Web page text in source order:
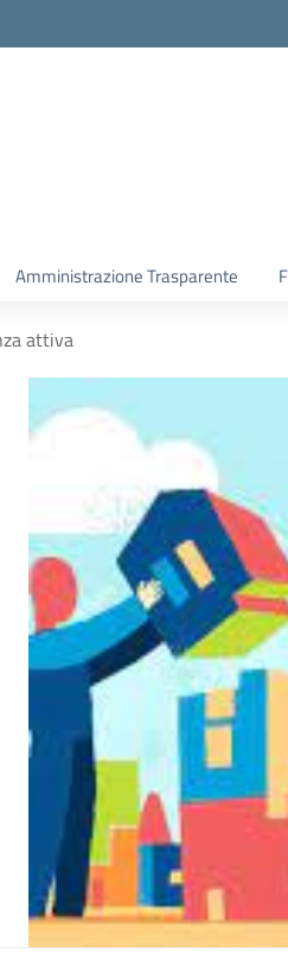
Amministrazione Trasparente
attiva